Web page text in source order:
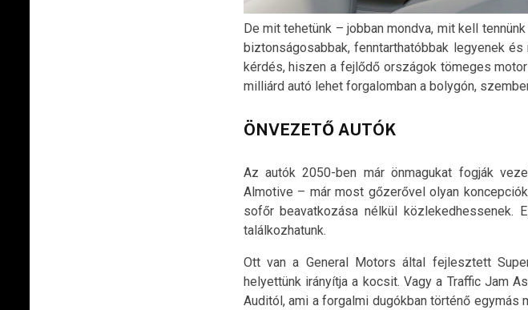
De mit tehetünk – jobban mondva, mit kell
biztonságosabbak, fenntarthatóbbak legyenek
kérdés, hiszen a fejlődő országok tömeges
milliárd autó lehet forgalomban a bolygón,
ÖNVEZETŐ AUTÓK
Az autók 2050-ben már önmagukat fogják
Almotive – már most gőzerővel olyan
sofőr beavatkozása nélkül közlekedhessenek.
találkozhatunk.
Ott van a General Motors által fejlesztett
helyettünk irányítja a kocsit. Vagy a Traffic Jam
Auditól, ami a forgalmi dugókban történő